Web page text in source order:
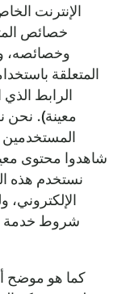
الإنترنت
خصائص
وخصائصه،
المتعلقة
الرابط
معينة). نحن
المستخدمين
شاهدوا محتوى
نستخدم هذه
الإلكتروني،
شروط خدمة